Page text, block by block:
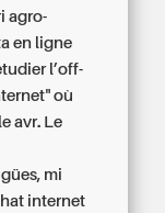
agro-
en ligne
l’off-
où
avr. Le
mi
internet